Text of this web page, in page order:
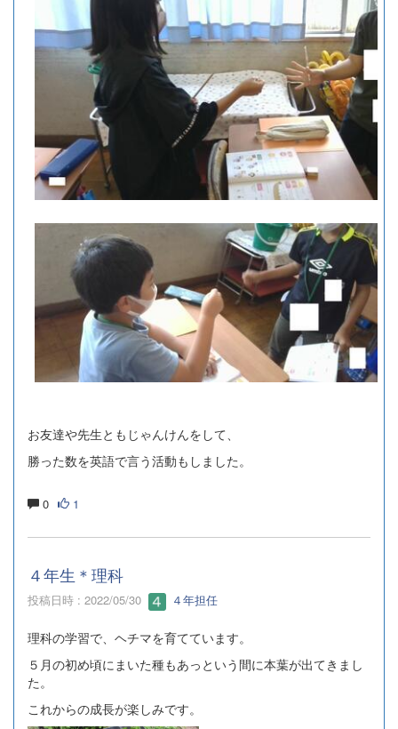
お友達や先生ともじゃんけんをして、
勝った数を英語で言う活動もしました。
0 1
４年生＊理科
投稿日時 : 2022/05/30 ４年担任
理科の学習で、ヘチマを育てています。
５月の初め頃にまいた種もあっという間に本葉が出てきまし
た。
これからの成長が楽しみです。